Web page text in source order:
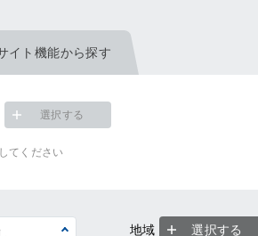
イト機能から探す
選択する
地域
選択する